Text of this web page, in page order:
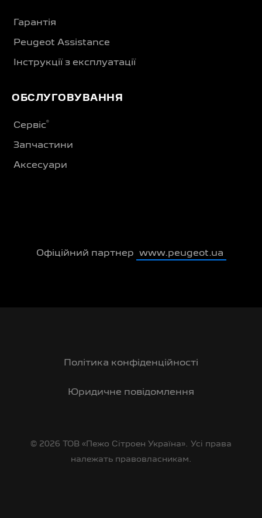
Гарантія
Peugeot Assistance
Інструкції з експлуатації
ОБСЛУГОВУВАННЯ
Сервіс®
Запчастини
Аксесуари
Офіційний партнер www.peugeot.ua
Політика конфіденційності
Юридичне повідомлення
© 2026 ТОВ «Пежо Сітроен Україна». Усі права
належать правовласникам.